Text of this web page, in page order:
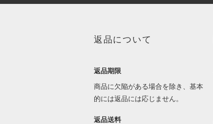
返品について
返品期限
商品に欠陥がある場合を除き、基本
的には返品には応じません。
返品送料